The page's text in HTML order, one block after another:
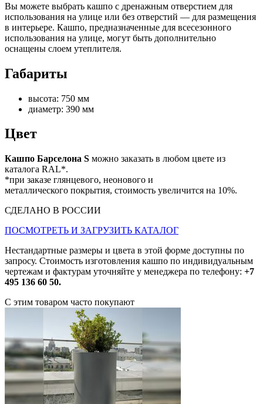
Вы можете выбрать кашпо с дренажным отверстием для
использования на улице или без отверстий — для размещения
в интерьере. Кашпо, предназначенные для всесезонного
использования на улице, могут быть дополнительно
оснащены слоем утеплителя.
Габариты
высота: 750 мм
диаметр: 390 мм
Цвет
Кашпо Барселона S можно заказать в любом цвете из
каталога RAL*.
*при заказе глянцевого, неонового и
металлического покрытия, стоимость увеличится на 10%.
СДЕЛАНО В РОССИИ
ПОСМОТРЕТЬ И ЗАГРУЗИТЬ КАТАЛОГ
Нестандартные размеры и цвета в этой форме доступны по
запросу. Стоимость изготовления кашпо по индивидуальным
чертежам и фактурам уточняйте у менеджера по телефону: +7
495 136 60 50.
С этим товаром часто покупают